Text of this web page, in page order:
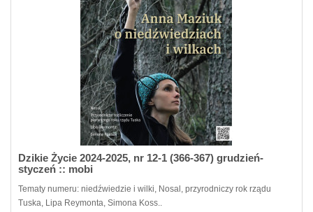
Dzikie Życie 2024-2025, nr 12-1 (366-367) grudzień-
styczeń :: mobi
Tematy numeru: niedźwiedzie i wilki, Nosal, przyrodniczy rok rządu
Tuska, Lipa Reymonta, Simona Koss..